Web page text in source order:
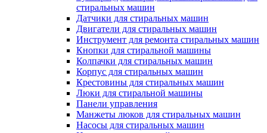
стиральных машин
Датчики для стиральных машин
Двигатели для стиральных машин
Инструмент для ремонта стиральных машин
Кнопки для стиральной машины
Колпачки для стиральных машин
Корпус для стиральных машин
Крестовины для стиральных машин
Люки для стиральной машины
Панели управления
Манжеты люков для стиральных машин
Насосы для стиральных машин